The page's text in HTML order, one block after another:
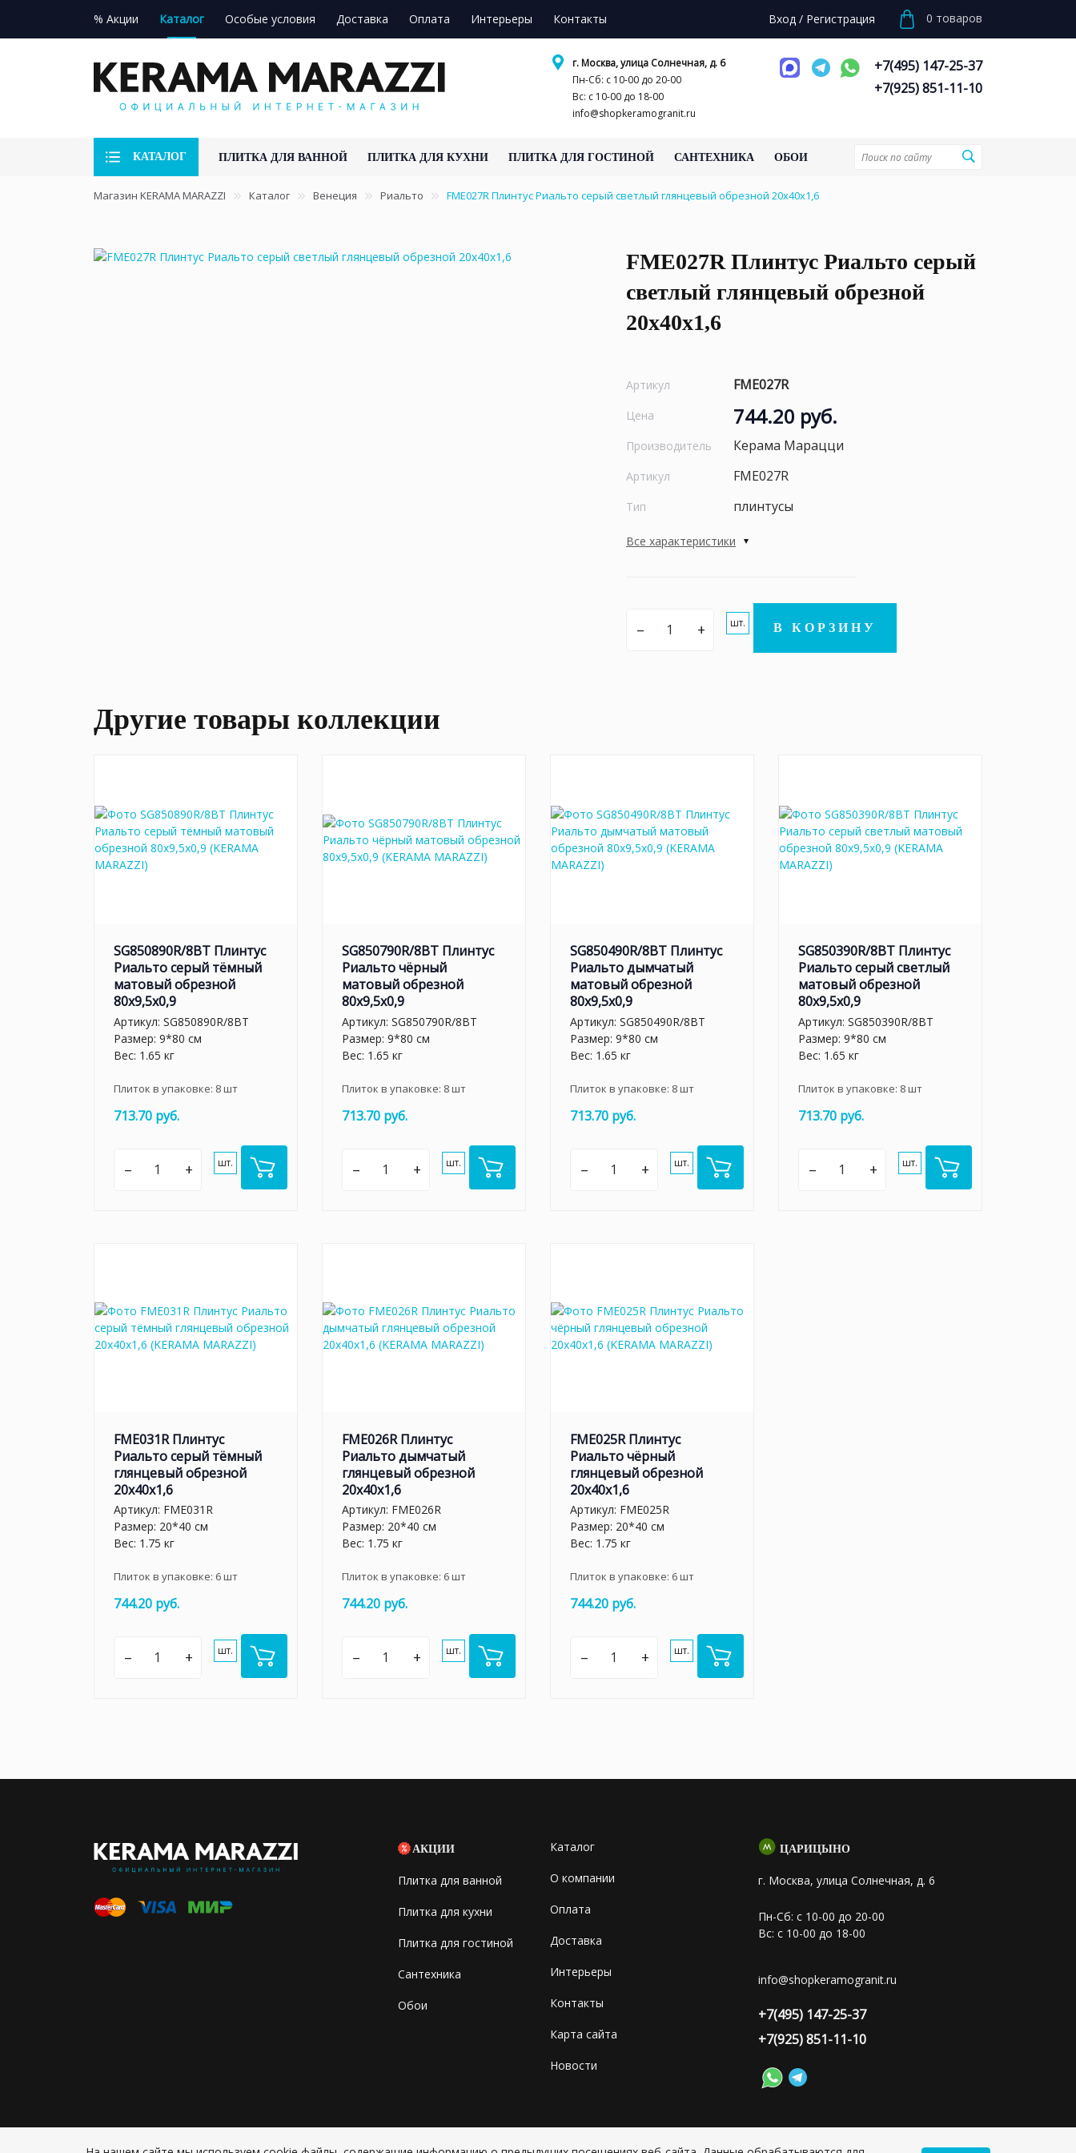
% Акции Каталог Особые условия Доставка Оплата Интерьеры Контакты Вход / Регистрация 0 товаров
г. Москва, улица Солнечная, д. 6
Пн-Сб: с 10-00 до 20-00
Вс: с 10-00 до 18-00
info@shopkeramogranit.ru
+7(495) 147-25-37
+7(925) 851-11-10
КАТАЛОГ ПЛИТКА ДЛЯ ВАННОЙ ПЛИТКА ДЛЯ КУХНИ ПЛИТКА ДЛЯ ГОСТИНОЙ САНТЕХНИКА ОБОИ
Магазин KERAMA MARAZZI Каталог Венеция Риальто FME027R Плинтус Риальто серый светлый глянцевый обрезной 20x40x1,6
FME027R Плинтус Риальто серый
светлый глянцевый обрезной
20x40x1,6
Артикул FME027R
Цена 744.20 руб.
Производитель Керама Марацци
Артикул FME027R
Тип плинтусы
Все характеристики
– + шт. В КОРЗИНУ
Другие товары коллекции
SG850890R/8BT Плинтус
Риальто серый тёмный
матовый обрезной
80x9,5x0,9
Артикул: SG850890R/8BT
Размер: 9*80 см
Вес: 1.65 кг
Плиток в упаковке: 8шт
713.70 руб.
– + шт.
SG850790R/8BT Плинтус
Риальто чёрный
матовый обрезной
80x9,5x0,9
Артикул: SG850790R/8BT
Размер: 9*80 см
Вес: 1.65 кг
Плиток в упаковке: 8шт
713.70 руб.
– + шт.
SG850490R/8BT Плинтус
Риальто дымчатый
матовый обрезной
80x9,5x0,9
Артикул: SG850490R/8BT
Размер: 9*80 см
Вес: 1.65 кг
Плиток в упаковке: 8шт
713.70 руб.
– + шт.
SG850390R/8BT Плинтус
Риальто серый светлый
матовый обрезной
80x9,5x0,9
Артикул: SG850390R/8BT
Размер: 9*80 см
Вес: 1.65 кг
Плиток в упаковке: 8шт
713.70 руб.
– + шт.
FME031R Плинтус
Риальто серый тёмный
глянцевый обрезной
20x40x1,6
Артикул: FME031R
Размер: 20*40 см
Вес: 1.75 кг
Плиток в упаковке: 6шт
744.20 руб.
– + шт.
FME026R Плинтус
Риальто дымчатый
глянцевый обрезной
20x40x1,6
Артикул: FME026R
Размер: 20*40 см
Вес: 1.75 кг
Плиток в упаковке: 6шт
744.20 руб.
– + шт.
FME025R Плинтус
Риальто чёрный
глянцевый обрезной
20x40x1,6
Артикул: FME025R
Размер: 20*40 см
Вес: 1.75 кг
Плиток в упаковке: 6шт
744.20 руб.
– + шт.
АКЦИИ
Плитка для ванной
Плитка для кухни
Плитка для гостиной
Сантехника
Обои
Каталог
О компании
Оплата
Доставка
Интерьеры
Контакты
Карта сайта
Новости
ЦАРИЦЫНО
г. Москва, улица Солнечная, д. 6
Пн-Сб: с 10-00 до 20-00
Вс: с 10-00 до 18-00
info@shopkeramogranit.ru
+7(495) 147-25-37
+7(925) 851-11-10